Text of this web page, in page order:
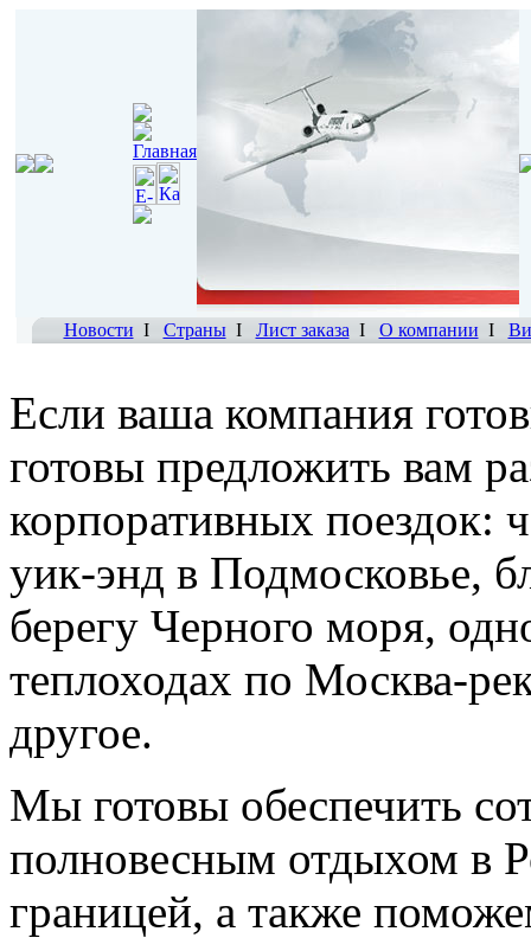
Новости I СтраныI Лист заказа I О компании I
Если ваша компания
готовы предложить вам
корпоративных поездок:
уик-энд в Подмосковье,
берегу Черного моря,
теплоходах по Москва-
другое.
Мы готовы обеспечить
полновесным отдыхом в
границей, а также